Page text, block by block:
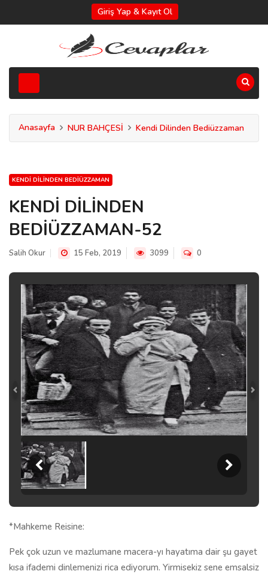
Giriş Yap & Kayıt Ol
Anasayfa NUR BAHÇESİ Kendi Dilinden Bediüzzaman
KENDI DILINDEN BEDIÜZZAMAN
KENDİ DİLİNDEN
BEDİÜZZAMAN-52
Salih Okur 15 Feb, 2019 3099 0
*Mahkeme Reisine:
Pek çok uzun ve mazlumane macera-yı hayatıma dair şu gayet
kısa ifademi dinlemenizi rica ediyorum. Yirmisekiz sene emsalsiz